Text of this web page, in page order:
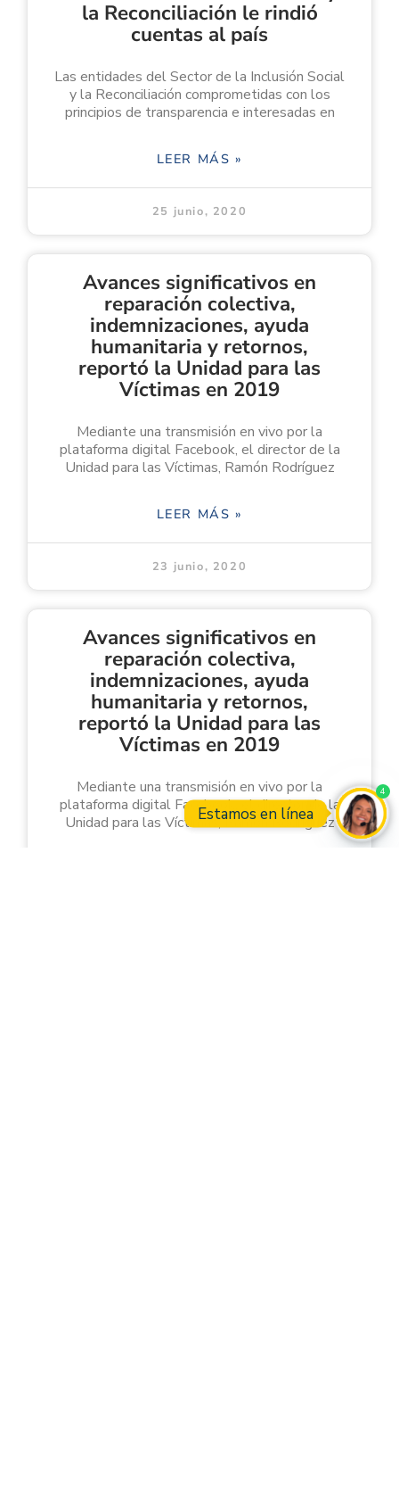
la Reconciliación le rindió
cuentas al país
Las entidades del Sector de la Inclusión Social
y la Reconciliación comprometidas con los
principios de transparencia e interesadas en
LEER MÁS »
25 junio, 2020
Avances significativos en
reparación colectiva,
indemnizaciones, ayuda
humanitaria y retornos,
reportó la Unidad para las
Víctimas en 2019
Mediante una transmisión en vivo por la
plataforma digital Facebook, el director de la
Unidad para las Víctimas, Ramón Rodríguez
LEER MÁS »
23 junio, 2020
Avances significativos en
reparación colectiva,
indemnizaciones, ayuda
humanitaria y retornos,
reportó la Unidad para las
Víctimas en 2019
Mediante una transmisión en vivo por la
plataforma digital Facebook, el director de la
Unidad para las Víctimas, Ramón Rodríguez
Estamos en línea
4